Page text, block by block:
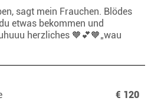
sagt mein Frauchen. Blödes
etwas bekommen und
herzliches 🧡💕🧡„wau
€ 120